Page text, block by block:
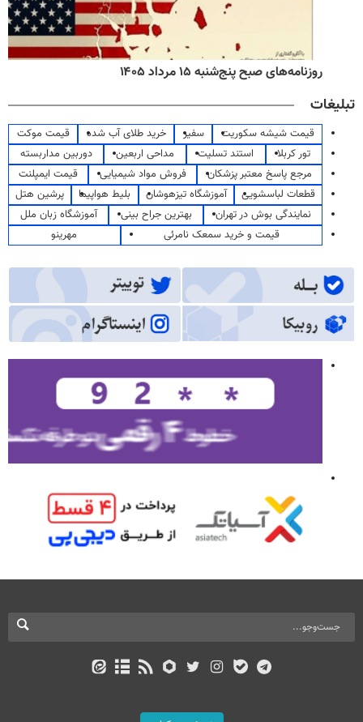
روزنامه‌های صبح پنج‌شنبه ۱۵ مرداد ۱۴۰۵
تبلیغات
قیمت شیشه سکوریت سفیر خرید طلای آب شده
قیمت موکت
تور کربلا
استند تسلیت مداحی اربعین
دوربین مداربسته
مرجع پاسخ معتبر پزشکان
فروش مواد شیمیایی
قیمت ایمپلنت
قطعات لباسشویی
آموزشگاه تیزهوشان بلیط هواپیما
پرشین هتل
نمایندگی بوش در تهران
بهترین جراح بینی
آموزشگاه زبان ملل
قیمت و خرید سمعک نامرئی
مهرینو